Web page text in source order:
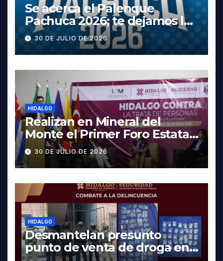
Se acerca el Palenque
Pachuca 2026; te dejamos la
cartelera completa, las
fechas y los precios
30 DE JULIO DE 2026
HIDALGO
Realizan en Mineral del
Monte el Primer Foro Estatal
contra la Trata de Personas
30 DE JULIO DE 2026
HIDALGO
Desmantelan presunto
punto de venta de droga en